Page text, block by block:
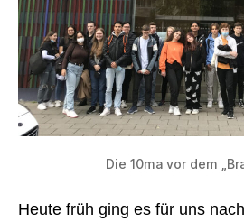
Die 10ma vor dem
Heute früh ging es für uns